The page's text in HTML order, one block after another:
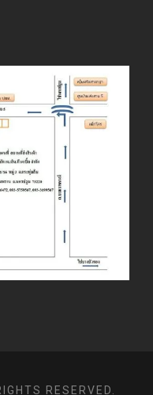
RESERVED.